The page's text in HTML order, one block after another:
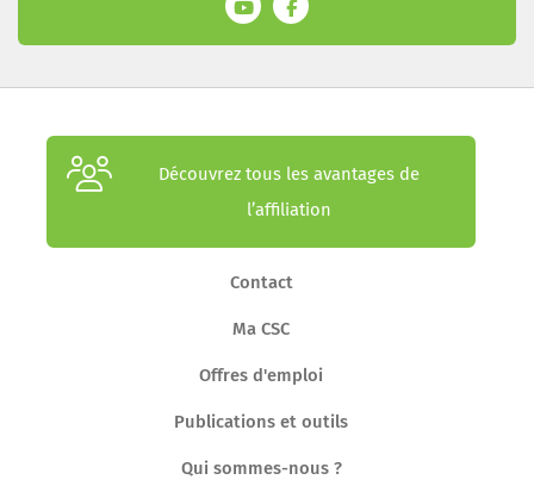
Découvrez tous les avantages de
l’affiliation
Contact
Ma CSC
Offres d'emploi
Publications et outils
Qui sommes-nous ?